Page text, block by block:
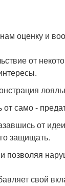
оценку и
от
само -
от
защищать.
позволяя
свой